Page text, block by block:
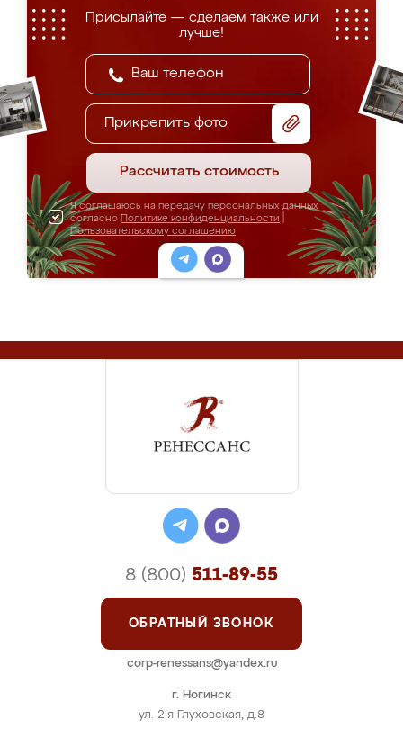
Присылайте — сделаем также или
лучше!
Прикрепить фото
Рассчитать стоимость
Я соглашаюсь на передачу персональных данных
согласно Политике конфиденциальности
Пользовательскому соглашению
г. Ногинск
ул. 2-я Глуховская, д.8
8 (800) 511-89-55
ОБРАТНЫЙ ЗВОНОК
corp-renessans@yandex.ru